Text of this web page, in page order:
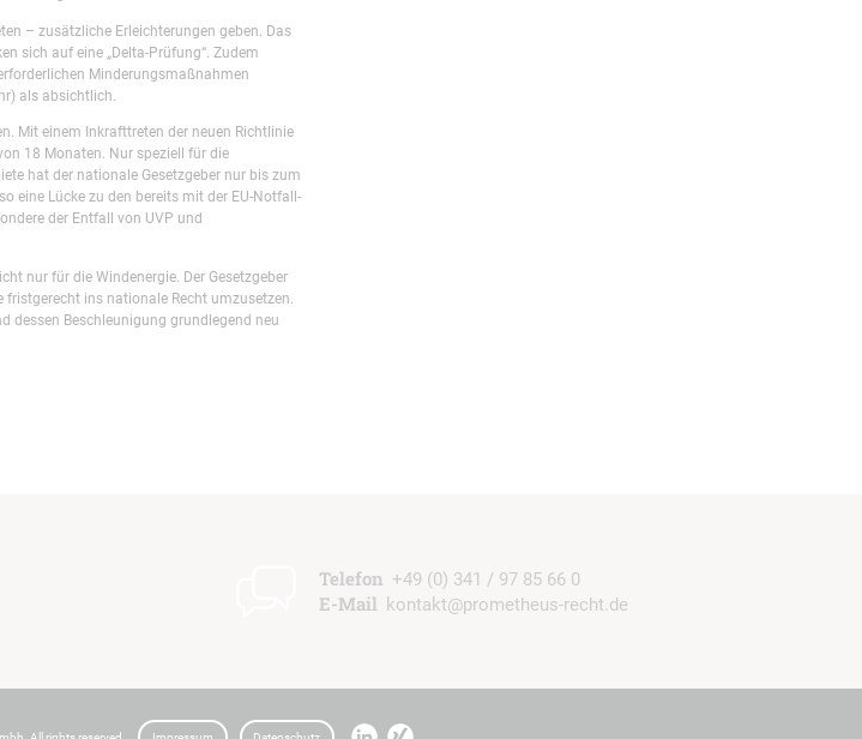
– zusätzliche Erleichterungen geben. Das
sich auf eine „Delta-Prüfung“. Zudem
Minderungsmaßnahmen
als absichtlich.
Mit einem Inkrafttreten der neuen Richtlinie
18 Monaten. Nur speziell für die
hat der nationale Gesetzgeber nur bis zum
eine Lücke zu den bereits mit der EU-Notfall-
der Entfall von UVP und
nur für die Windenergie. Der Gesetzgeber
ins nationale Recht umzusetzen.
dessen Beschleunigung grundlegend neu
b
Telefon +49 (0) 341 / 97 85 66 0
E-Mail kontakt@prometheus-recht.de
t